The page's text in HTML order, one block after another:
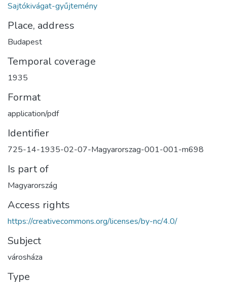
Sajtókivágat-gyűjtemény
Place, address
Budapest
Temporal coverage
1935
Format
application/pdf
Identifier
725-14-1935-02-07-Magyarorszag-001-001-m698
Is part of
Magyarország
Access rights
https://creativecommons.org/licenses/by-nc/4.0/
Subject
városháza
Type